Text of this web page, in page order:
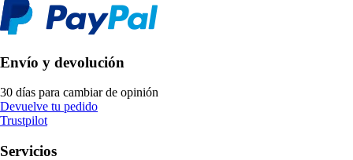
Envío y devolución
30 días para cambiar de opinión
Devuelve tu pedido
Trustpilot
Servicios